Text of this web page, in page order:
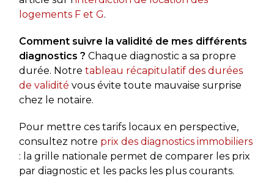
logements F et G.
Comment suivre la validité de mes différents
diagnostics ? Chaque diagnostic a sa propre
durée. Notre tableau récapitulatif des durées
de validité vous évite toute mauvaise surprise
chez le notaire.
Pour mettre ces tarifs locaux en perspective,
consultez notre prix des diagnostics immobiliers
: la grille nationale permet de comparer les prix
par diagnostic et les packs les plus courants.